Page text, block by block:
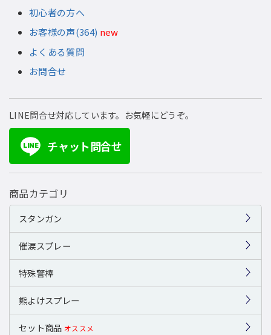
初心者の方へ
お客様の声(364) new
よくある質問
お問合せ
LINE問合せ対応しています。お気軽にどうぞ。
LINE チャット問合せ
商品カテゴリ
スタンガン
催涙スプレー
特殊警棒
熊よけスプレー
セット商品 オススメ